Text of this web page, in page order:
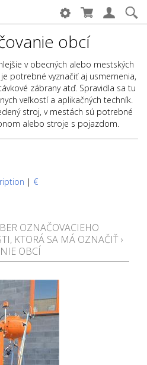
obcí
v obecných alebo mestských
potrebné vyznačiť aj usmernenia,
zábrany atď. Spravidla sa tu
veľkostí a aplikačných techník.
stroj, v mestách sú potrebné
alebo stroje s pojazdom.
| €
OZNAČOVACIEHO
KTORÁ SA MÁ OZNAČIŤ ›
OBCÍ